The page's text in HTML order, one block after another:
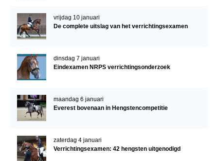
vrijdag 10 januari
De complete uitslag van het verrichtingsexamen
dinsdag 7 januari
Eindexamen NRPS verrichtingsonderzoek
maandag 6 januari
Everest bovenaan in Hengstencompetitie
zaterdag 4 januari
Verrichtingsexamen: 42 hengsten uitgenodigd